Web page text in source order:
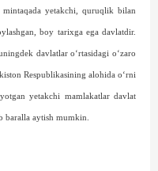
yetakchi, quruqlik bilan
boy tarixga ega davlatdir.
davlatlar o‘rtasidagi o‘zaro
Respublikasining alohida o‘rni
yetakchi mamlakatlar davlat
baralla aytish mumkin.